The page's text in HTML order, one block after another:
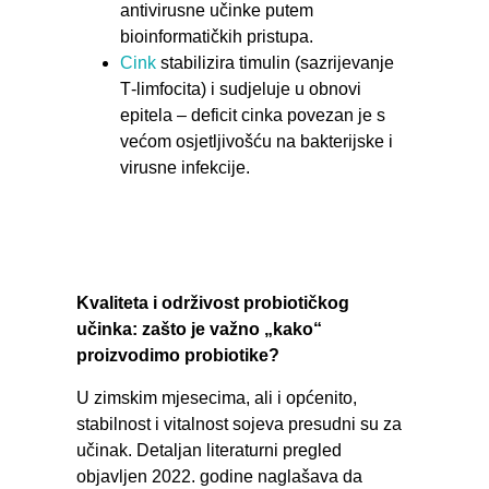
antivirusne učinke putem
bioinformatičkih pristupa.
Cink stabilizira timulin (sazrijevanje
T‑limfocita) i sudjeluje u obnovi
epitela – deficit cinka povezan je s
većom osjetljivošću na bakterijske i
virusne infekcije.
Kvaliteta i održivost probiotičkog
učinka: zašto je važno „kako“
proizvodimo probiotike?
U zimskim mjesecima, ali i općenito,
stabilnost i vitalnost sojeva presudni su za
učinak. Detaljan literaturni pregled
objavljen 2022. godine naglašava da